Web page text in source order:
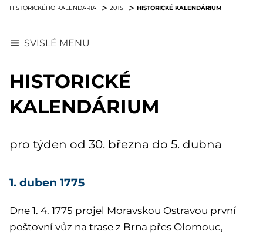
HISTORICKÉHO KALENDÁRIA 2015 HISTORICKÉ KALENDÁRIUM
SVISLÉ MENU
HISTORICKÉ
KALENDÁRIUM
pro týden od 30. března do 5. dubna
1. duben 1775
Dne 1. 4. 1775 projel Moravskou Ostravou první
poštovní vůz na trase z Brna přes Olomouc,